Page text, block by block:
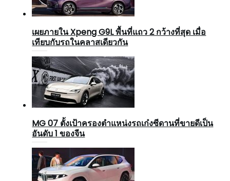
เผยภายใน Xpeng G9L พื้นที่แถว 2 กว้างที่สุด เมื่อ
เทียบกับรถในคลาสเดียวกัน
MG 07 ตั้งเป้าครองตำแหน่งรถเก๋งซีดานที่ขายดีเป็น
อันดับ 1 ของจีน